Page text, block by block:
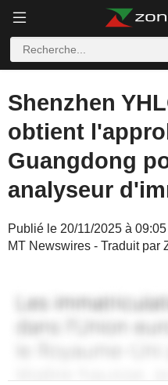
Shenzhen
obtient
Guangdong
analyseur
Publié le 20/11/2025 à 09:05
MT Newswires - Traduit par